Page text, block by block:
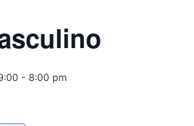
- 8:00 pm